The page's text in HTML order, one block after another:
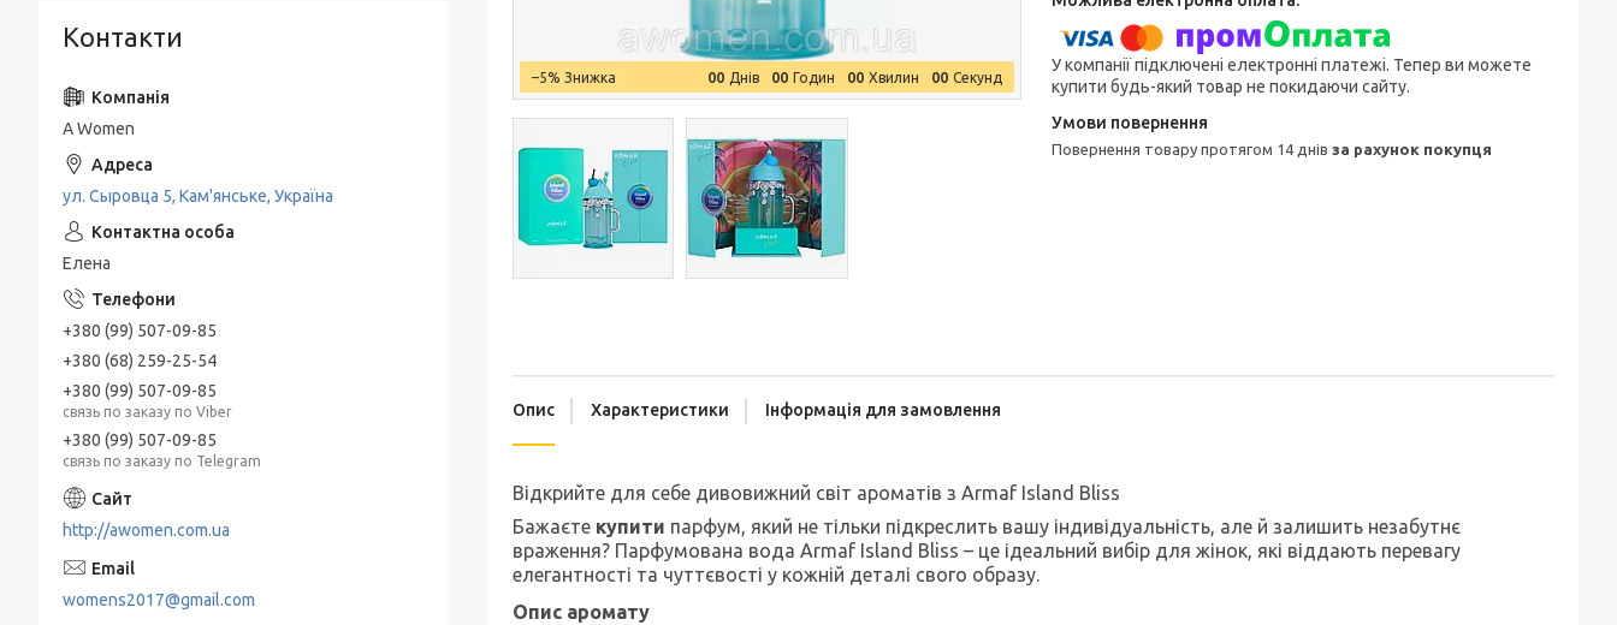
У компанії підключені електронні платежі. Тепер ви можете
купити будь-який товар не покидаючи сайту.
повернення товару протягом 14 днів за рахунок покупця
–5% 00 Днів 00 Годин 00 Хвилин 00 Секунд
Опис Характеристики Інформація для замовлення
Відкрийте для себе дивовижний світ ароматів з Armaf Island Bliss
Бажаєте купити парфум, який не тільки підкреслить вашу індивідуальність, але й залишить незабутнє
враження? Парфумована вода Armaf Island Bliss – це ідеальний вибір для жінок, які віддають перевагу
елегантності та чуттєвості у кожній деталі свого образу.
Опис аромату
Контакти
A Women
ул. Сыровца 5, Кам'янське, Україна
Елена
+380 (99) 507-09-85
+380 (68) 259-25-54
+380 (99) 507-09-85
связь по заказу по Viber
+380 (99) 507-09-85
связь по заказу по Telegram
http://awomen.com.ua
womens2017@gmail.com